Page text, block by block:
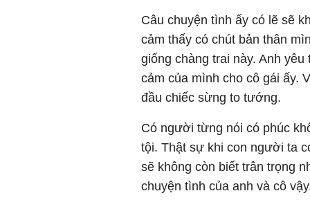
Câu chuyện tình ấy có lẽ sẽ
cảm thấy có chút bản thân
giống chàng trai này. Anh
cảm của mình cho cô gái ấy.
đầu chiếc sừng to tướng.
Có người từng nói có phúc
tội. Thật sự khi con người ta
sẽ không còn biết trân trọng
chuyện tình của anh và cô